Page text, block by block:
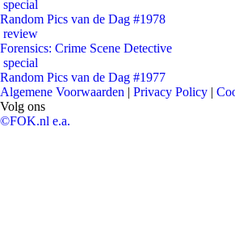
special
Random Pics van de Dag #1978
review
Forensics: Crime Scene Detective
special
Random Pics van de Dag #1977
Algemene Voorwaarden | Privacy Policy |
Volg ons
©FOK.nl e.a.